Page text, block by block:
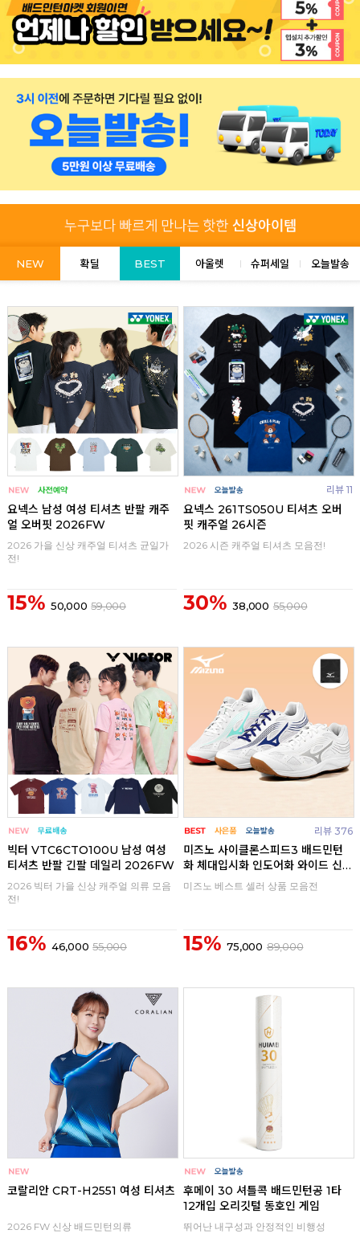
NEW 확딜 BEST 아울렛 슈퍼세일 오늘발송
요넥스 남성 여성 티셔츠 반팔 캐주
얼 오버핏 2026FW
2026 가을 신상 캐주얼 티셔츠 균일가
전!
15% 50,000 59,000
리뷰 11
요넥스 261TS050U 티셔츠 오버
핏 캐주얼 26시즌
2026 시즌 캐주얼 티셔츠 모음전!
30% 38,000 55,000
빅터 VTC6CTO100U 남성 여성
티셔츠 반팔 긴팔 데일리 2026FW
2026 빅터 가을 신상 캐주얼 의류 모음
전!
16% 46,000 55,000
리뷰 376
미즈노 사이클론스피드3 배드민턴
화 체대입시화 인도어화 와이드 신
발
미즈노 베스트 셀러 상품 모음전
15% 75,000 89,000
코랄리안 CRT-H2551 여성 티셔츠
2026 FW 신상 배드민턴의류
후메이 30 셔틀콕 배드민턴공 1타
12개입 오리깃털 동호인 게임
뛰어난 내구성과 안정적인 비행성